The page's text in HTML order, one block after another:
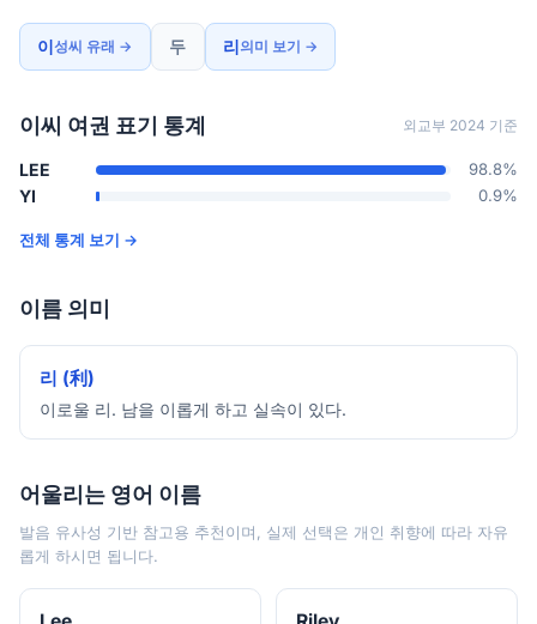
이성씨 유래 → 두 리의미 보기 →
이씨 여권 표기 통계 외교부 2024 기준
LEE 98.8%
YI 0.9%
전체 통계 보기 →
이름 의미
리 (利)
이로울 리. 남을 이롭게 하고 실속이 있다.
어울리는 영어 이름
발음 유사성 기반 참고용 추천이며, 실제 선택은 개인 취향에 따라 자유
롭게 하시면 됩니다.